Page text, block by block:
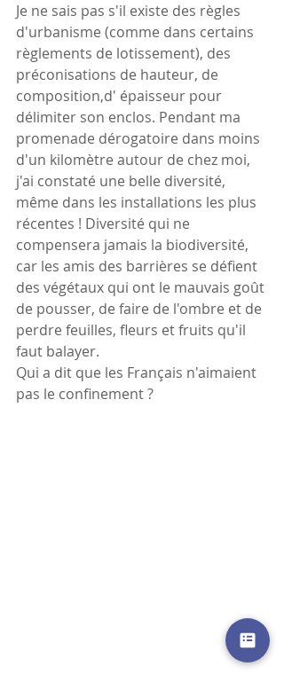
Je ne sais pas s'il existe des règles
d'urbanisme (comme dans certains
règlements de lotissement), des
préconisations de hauteur, de
composition,d' épaisseur pour
délimiter son enclos. Pendant ma
promenade dérogatoire dans moins
d'un kilomètre autour de chez moi,
j'ai constaté une belle diversité,
même dans les installations les plus
récentes ! Diversité qui ne
compensera jamais la biodiversité,
car les amis des barrières se défient
des végétaux qui ont le mauvais goût
de pousser, de faire de l'ombre et de
perdre feuilles, fleurs et fruits qu'il
faut balayer.
Qui a dit que les Français n'aimaient
pas le confinement ?